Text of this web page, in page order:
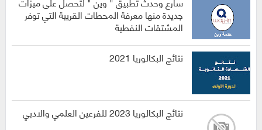
جديدة منها معرفة المحطات القريبة التي توفر
المشتقات النفطية
نتائج البكالوريا 2021
نتائج البكالوريا 2023 للفرعين العلمي والادبي